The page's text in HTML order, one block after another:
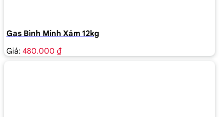
Gas Bình Minh Xám 12kg
Giá: 480.000 ₫